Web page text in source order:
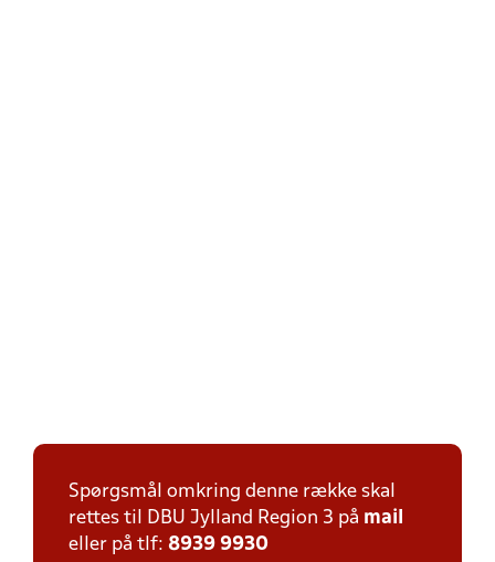
Spørgsmål omkring denne række skal
rettes til DBU Jylland Region 3 på mail
eller på tlf: 8939 9930